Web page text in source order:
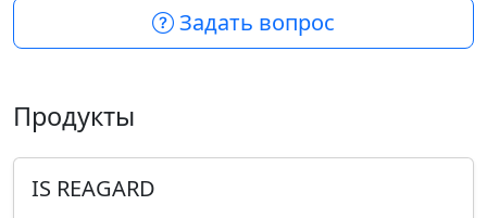
Задать вопрос
Продукты
IS REAGARD